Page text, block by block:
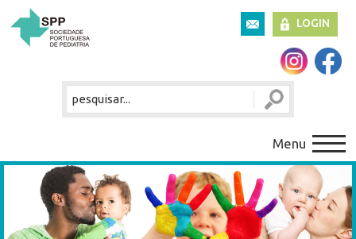
LOGIN
Menu